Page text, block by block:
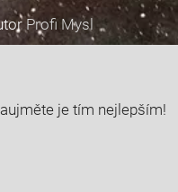
Profi Mysl
je tím nejlepším!